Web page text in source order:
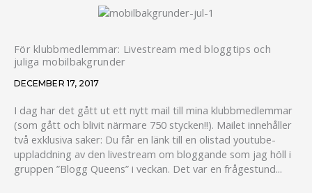
För klubbmedlemmar: Livestream med bloggtips och
juliga mobilbakgrunder
DECEMBER 17, 2017
I dag har det gått ut ett nytt mail till mina klubbmedlemmar
(som gått och blivit närmare 750 stycken!!). Mailet innehåller
två exklusiva saker: Du får en länk till en olistad youtube-
uppladdning av den livestream om bloggande som jag höll i
gruppen ”Blogg Queens” i veckan. Det var en frågestund...